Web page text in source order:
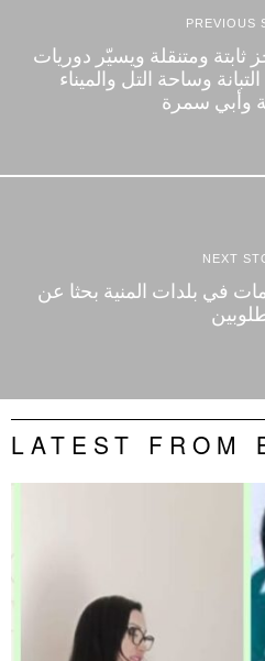
PREVIOUS
ثابتة ومتنقلة ويسيّر دوريات
وساحة التل والميناء
وأبي سمرة
NEXT
ﻓﻲ ﺑﻠﺪاﺕ اﻟﻤﻨﻴﺔ ﺑﺤﺜﺎ ﻋﻦ
LATEST FROM